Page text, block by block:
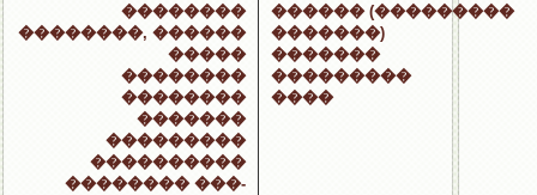
��������
��������, ������
�����
��������
��������
�������
���������
����������
�������� ���-
������ (���������
�������)
�������
���������
����